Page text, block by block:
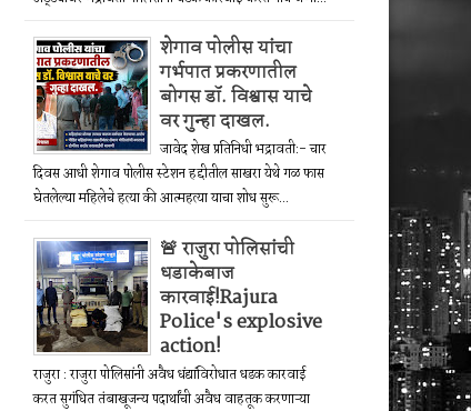
शेगाव पोलीस यांचा
गर्भपात प्रकरणातील
बोगस डॉ. विश्वास याचे
वर गुन्हा दाखल.
जावेद शेख प्रतिनिधी भद्रावती:- चार
दिवस आधी शेगाव पोलीस स्टेशन हद्दीतील साखरा येथे गळ फास
घेतलेल्या महिलेचे हत्या की आत्महत्या याचा शोध सुरू...
🚨 राजुरा पोलिसांची
धडाकेबाज
कारवाई!Rajura
Police's explosive
action!
राजुरा : राजुरा पोलिसांनी अवैध धंद्यांविरोधात धडक कारवाई
करत सुगंधित तंबाखूजन्य पदार्थांची अवैध वाहतूक करणाऱ्या